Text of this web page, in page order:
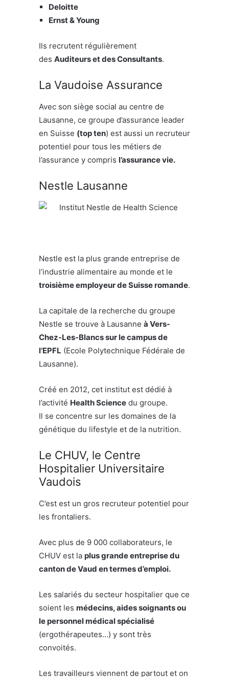
Deloitte
Ernst & Young
Ils recrutent régulièrement
des Auditeurs et des Consultants.
La Vaudoise Assurance
Avec son siège social au centre de
Lausanne, ce groupe d’assurance leader
en Suisse (top ten) est aussi un recruteur
potentiel pour tous les métiers de
l’assurance y compris l’assurance vie.
Nestle Lausanne
Nestle est la plus grande entreprise de
l’industrie alimentaire au monde et le
troisième employeur de Suisse romande.
La capitale de la recherche du groupe
Nestle se trouve à Lausanne à Vers-
Chez-Les-Blancs sur le campus de
l’EPFL (Ecole Polytechnique Fédérale de
Lausanne).
Créé en 2012, cet institut est dédié à
l’activité Health Science du groupe.
Il se concentre sur les domaines de la
génétique du lifestyle et de la nutrition.
Le CHUV, le Centre
Hospitalier Universitaire
Vaudois
C’est est un gros recruteur potentiel pour
les frontaliers.
Avec plus de 9 000 collaborateurs, le
CHUV est la plus grande entreprise du
canton de Vaud en termes d’emploi.
Les salariés du secteur hospitalier que ce
soient les médecins, aides soignants ou
le personnel médical spécialisé
(ergothérapeutes…) y sont très
convoités.
Les travailleurs viennent de partout et on